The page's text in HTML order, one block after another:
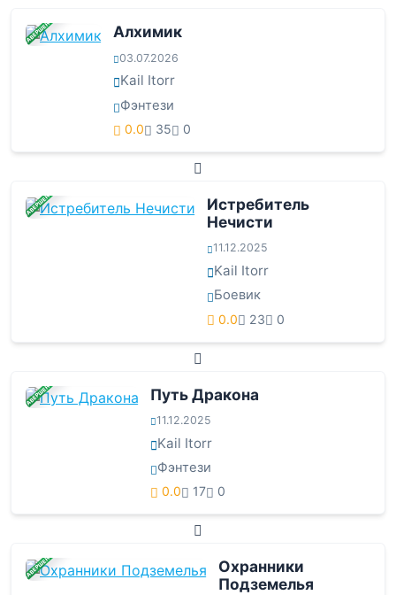
ЗАВЕРШЕНА Алхимик
03.07.2026
Kail Itorr
Фэнтези
0.0 35 0
ЗАВЕРШЕНА
Истребитель
Нечисти
11.12.2025
Kail Itorr
Боевик
0.0 23 0
ЗАВЕРШЕНА Путь Дракона
11.12.2025
Kail Itorr
Фэнтези
0.0 17 0
ЗАВЕРШЕНА
Охранники
Подземелья